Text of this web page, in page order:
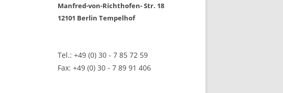
Manfred-von-Richthofen- Str. 18
12101 Berlin Tempelhof
Tel.: +49 (0) 30 - 7 85 72 59
Fax: +49 (0) 30 - 7 89 91 406